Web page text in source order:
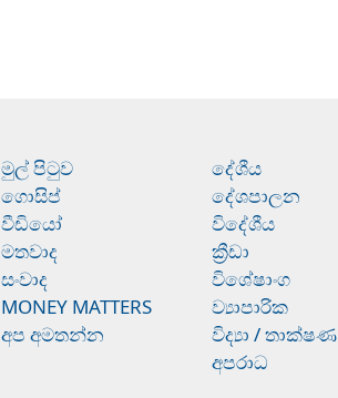
මුල් පිටුව
ගොසිප්
වීඩියෝ
මතවාද
සංවාද
MONEY MATTERS
අප අමතන්න
දේශීය
දේශපාලන
විදේශීය
ක්‍රීඩා
විශේෂාංග
ව්‍යාපාරික
විද්‍යා / තාක්ෂණ
අපරාධ